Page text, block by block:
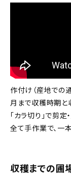
作付け（産地での
月まで収穫時期と
「カラ切り」で剪
全て手作業で、一
収穫までの圃